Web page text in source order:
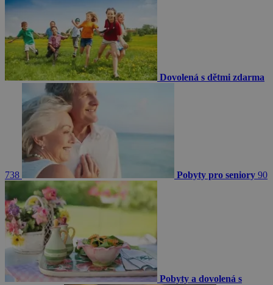
Dovolená s dětmi zdarma
738 Pobyty pro seniory 90
Pobyty a dovolená s